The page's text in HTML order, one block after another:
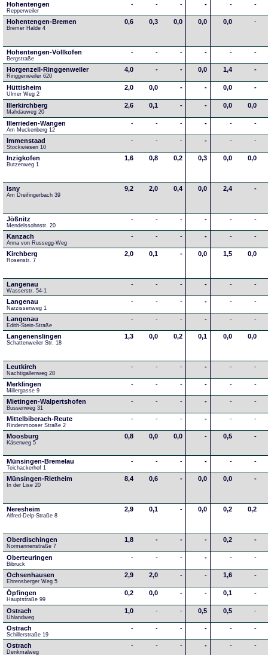
Hohentengen
Repperweiler
- - - - - -
Hohentengen-Bremen
Bremer Halde 4
0,6 0,3 0,0 0,0 0,0 -
Hohentengen-Völlkofen
Bergstraße
- - - - - -
Horgenzell-Ringgenweiler
Ringgenweiler 620
4,0 - - 0,0 1,4 -
Hüttisheim
Ulmer Weg 2
2,0 0,0 - - 0,0 -
Illerkirchberg
Mahdauweg 20
2,6 0,1 - - 0,0 0,0
Illerrieden-Wangen
Am Muckenberg 12
- - - - - -
Immenstaad
Stockwiesen 10
- - - - - -
Inzigkofen
Butzenweg 1
1,6 0,8 0,2 0,3 0,0 0,0
Isny
Am Dreifingerbach 39
9,2 2,0 0,4 0,0 2,4 -
Jößnitz
Mendelssohnstr. 20
- - - - - -
Kanzach
Anna von Russegg-Weg
- - - - - -
Kirchberg
Rosenstr. 7
2,0 0,1 - 0,0 1,5 0,0
Langenau
Wasserstr. 54-1
- - - - - -
Langenau
Narzissenweg 1
- - - - - -
Langenau
Edith-Stein-Straße
- - - - - -
Langenenslingen
Schattenweiler Str. 18
1,3 0,0 0,2 0,1 0,0 0,0
Leutkirch
Nachtigallenweg 28
- - - - - -
Merklingen
Millergasse 9
- - - - - -
Mietingen-Walpertshofen
Bussenweg 31
- - - - - -
Mittelbiberach-Reute
Rindenmooser Straße 2
- - - - - -
Moosburg
Käserweg 5
0,8 0,0 0,0 - 0,5 -
Münsingen-Bremelau
Teichackerhof 1
- - - - - -
Münsingen-Rietheim
In der Lise 20
8,4 0,6 - 0,0 0,0 -
Neresheim
Alfred-Delp-Straße 8
2,9 0,1 - 0,0 0,2 0,2
Oberdischingen
Normannenstraße 7
1,8 - - - 0,2 -
Oberteuringen
Bibruck
- - - - - -
Ochsenhausen
Ehrensberger Weg 5
2,9 2,0 - - 1,6 -
Öpfingen
Hauptstraße 99
0,2 0,0 - - 0,1 -
Ostrach
Uhlandweg
1,0 - - 0,5 0,5 -
Ostrach
Schillerstraße 19
- - - - - -
Ostrach
Denkmalweg
- - - - - -